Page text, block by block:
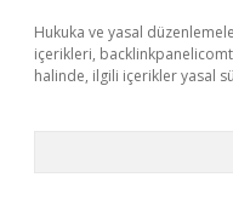
Hukuka ve yasal
içerikleri,
halinde, ilgili içerikler yasal